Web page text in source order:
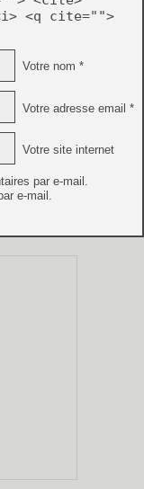
<q cite="">
Votre nom *
Votre adresse email *
Votre site internet
par e-mail.
e-mail.